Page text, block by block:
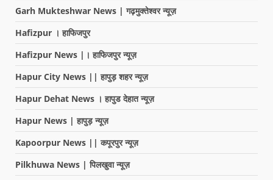
Garh Mukteshwar News | गढ़मुक्तेश्वर न्यूज़
Hafizpur । हाफिजपुर
Hafizpur News |। हाफिजपुर न्यूज़
Hapur City News || हापुड़ शहर न्यूज़
Hapur Dehat News । हापुड देहात न्यूज़
Hapur News | हापुड़ न्यूज़
Kapoorpur News || कपूरपुर न्यूज़
Pilkhuwa News | पिलखुवा न्यूज़